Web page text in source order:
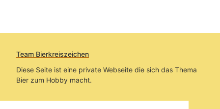
Team Bierkreiszeichen
Diese Seite ist eine private Webseite die sich das Thema
Bier zum Hobby macht.